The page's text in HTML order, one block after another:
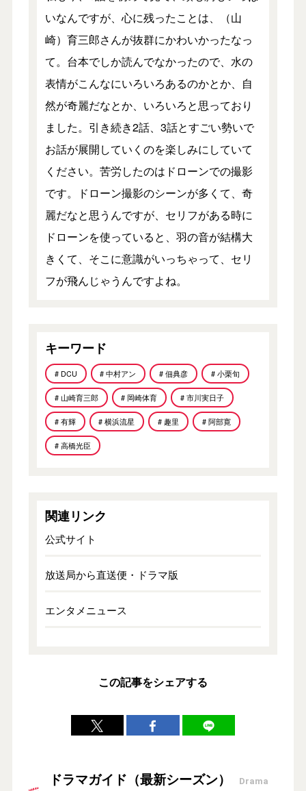
いなんですが、心に残ったことは、（山
崎）育三郎さんが抜群にかわいかったなっ
て。台本でしか読んでなかったので、水の
表情がこんなにいろいろあるのかとか、自
然が奇麗だなとか、いろいろと思っており
ました。引き続き2話、3話とすごい勢いで
お話が展開していくのを楽しみにしていて
ください。苦労したのはドローンでの撮影
です。ドローン撮影のシーンが多くて、奇
麗だなと思うんですが、セリフがある時に
ドローンを使っていると、羽の音が結構大
きくて、そこに意識がいっちゃって、セリ
フが飛んじゃうんですよね。
キーワード
# DCU # 中村アン # 佃典彦 # 小栗旬
# 山崎育三郎 # 岡崎体育 # 市川実日子
# 有輝 # 横浜流星 # 趣里 # 阿部寛
# 高橋光臣
関連リンク
公式サイト
放送局から直送便・ドラマ版
エンタメニュース
この記事をシェアする
ドラマガイド（最新シーズン） Drama